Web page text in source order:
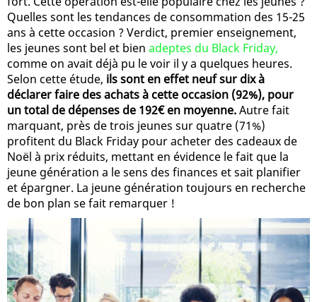
Quelles sont les tendances de consommation des 15-25
ans à cette occasion ? Verdict, premier enseignement,
les jeunes sont bel et bien adeptes du Black Friday,
comme on avait déjà pu le voir il y a quelques heures.
Selon cette étude, ils sont en effet neuf sur dix à
déclarer faire des achats à cette occasion (92%), pour
un total de dépenses de 192€ en moyenne.Autre fait
marquant, près de trois jeunes sur quatre (71%)
profitent du Black Friday pour acheter des cadeaux de
Noël à prix réduits, mettant en évidence le fait que la
jeune génération a le sens des finances et sait planifier
et épargner. La jeune génération toujours en recherche
de bon plan se fait remarquer !